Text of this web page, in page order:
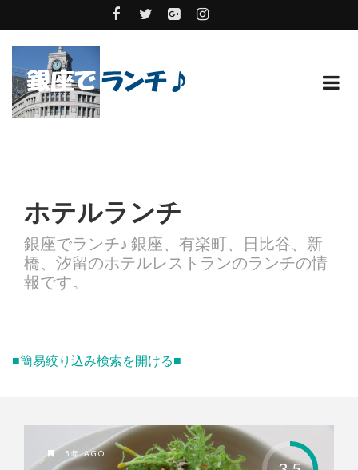
ホテルランチ
銀座でランチ♪ 銀座、有楽町、日比谷、新
橋、汐留のホテルレストランのランチの情
報です。
■簡易絞り込み検索を開ける■
5年 AGO